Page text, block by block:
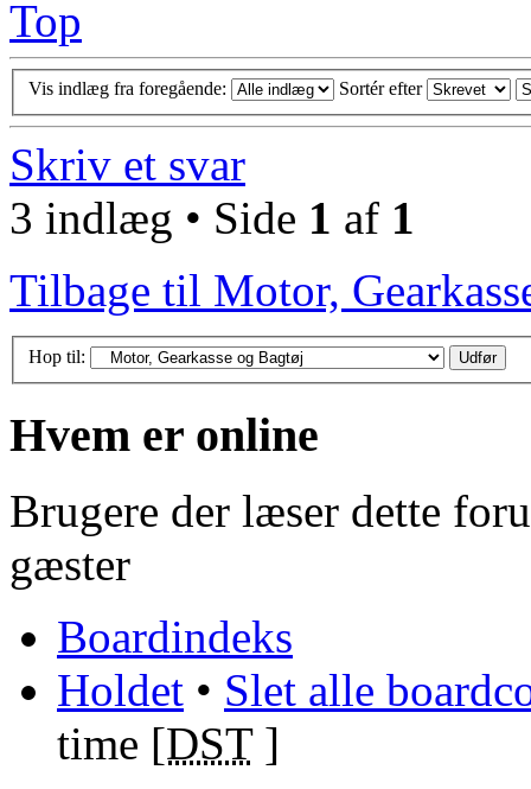
Top
Vis indlæg fra foregående: Sortér efter
Skriv et svar
3 indlæg • Side 1 af 1
Tilbage til Motor,
Hop til:
Hvem er online
Brugere der læser dette
gæster
Boardindeks
Holdet • Slet alle
time [DST]